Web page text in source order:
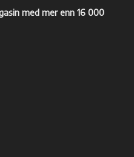
med mer enn 16 000